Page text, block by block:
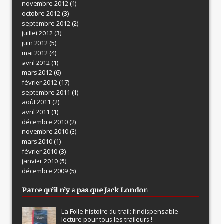
novembre 2012(1)
octobre 2012(3)
septembre 2012(2)
juillet 2012(3)
juin 2012(5)
mai 2012(4)
avril 2012(1)
mars 2012(6)
février 2012(17)
septembre 2011 (1)
août 2011 (2)
avril 2011 (1)
décembre 2010(2)
novembre 2010(3)
mars 2010(1)
février 2010(3)
janvier 2010(5)
décembre 2009(5)
Parce qu’il n’y a pas que Jack London
La Folle histoire du trail: l’indispensable
lecture pour tous les traileurs !